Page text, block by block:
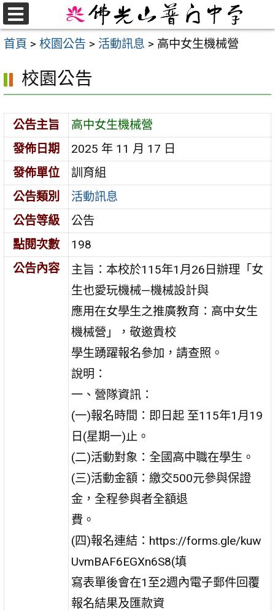
跳
至
主首頁 > 校園公告 > 活動訊息 > 高中女生機械營
校園公告
公告主旨
高中女生機械營
發佈日期
2025 年 11 月 17 日
發佈單位
訓育組
公告類別
活動訊息
公告等級
公告
點閱次數
198
公告內容
主旨：本校於115年1月26日辦理「女
生也愛玩機械—機械設計與
應用在女學生之推廣教育：高中女生
機械營」，敬邀貴校
學生踴躍報名參加，請查照。
說明：
一、營隊資訊：
(一)報名時間：即日起 至115年1月19
日(星期一)止。
(二)活動對象：全國高中職在學生。
(三)活動金額：繳交500元參與保證
金，全程參與者全額退
費。
(四)報名連結：https://forms.gle/kuw
UvmBAF6EGXn6S8(填
寫表單後會在1至2週內電子郵件回覆
報名結果及匯款資
選
單